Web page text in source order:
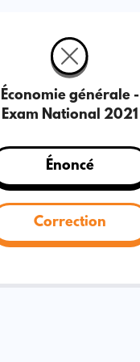
Économie générale -
Exam National 2021
Énoncé
Correction